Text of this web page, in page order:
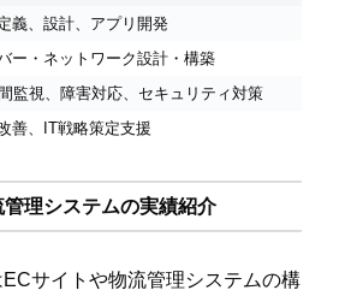
義、設計、アプリ開発
ー・ネットワーク設計・構築
監視、障害対応、セキュリティ対策
善、IT戦略策定支援
理システムの実績紹介
サイトや物流管理システムの構